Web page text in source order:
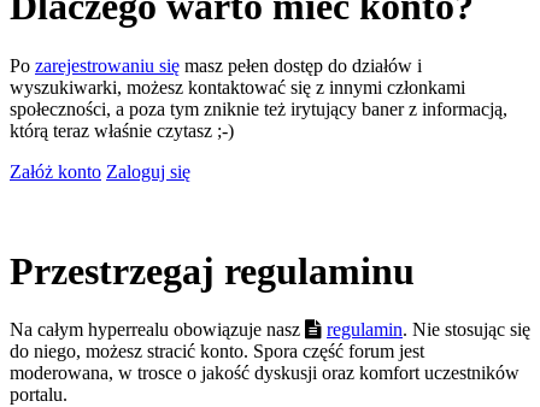
Po zarejestrowaniu się masz pełen dostęp do działów i
wyszukiwarki, możesz kontaktować się z innymi członkami
społeczności, a poza tym zniknie też irytujący baner z informacją,
którą teraz właśnie czytasz ;-)
Załóż konto Zaloguj się
Przestrzegaj regulaminu
Na całym hyperrealu obowiązuje nasz regulamin. Nie stosując się
do niego, możesz stracić konto. Spora część forum jest
moderowana, w trosce o jakość dyskusji oraz komfort uczestników
portalu.